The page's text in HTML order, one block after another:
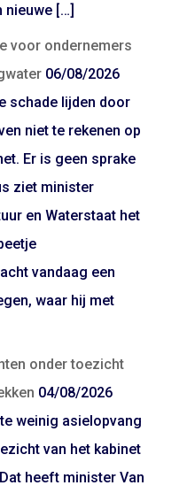
nieuwe […]
voor ondernemers
06/08/2026
schade lijden door
niet te rekenen op
Er is geen sprake
ziet minister
en Waterstaat het
vandaag een
waar hij met
onder toezicht
04/08/2026
weinig asielopvang
van het kabinet
heeft minister Van